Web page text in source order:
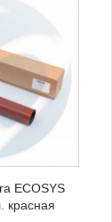
ECOSYS
красная